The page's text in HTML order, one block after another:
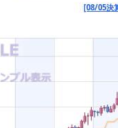
[08/05決